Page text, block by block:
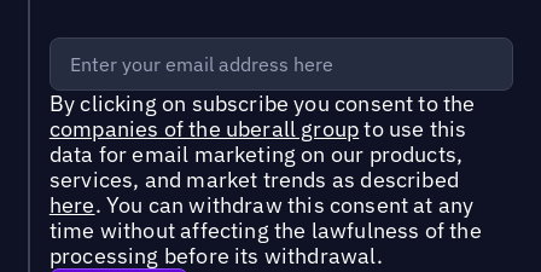
By clicking on subscribe you consent to the
companies of the uberall groupto use this
data for email marketing on our products,
services, and market trends as described
here. You can withdraw this consent at any
time without affecting the lawfulness of the
processing before its withdrawal.